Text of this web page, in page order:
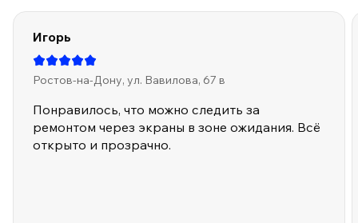
Игорь
Ростов-на-Дону, ул. Вавилова, 67 в
Понравилось, что можно следить за
ремонтом через экраны в зоне ожидания. Всё
открыто и прозрачно.